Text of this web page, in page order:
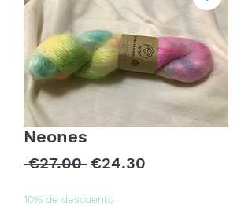
Neones
€27.00 Regular
€24.30
10% de descuento